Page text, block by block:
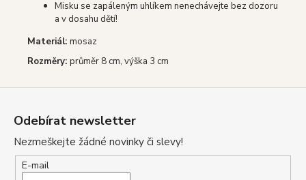
Misku se zapáleným uhlíkem nenechávejte bez dozoru
a v dosahu dětí!
Materiál: mosaz
Rozměry: průměr 8 cm, výška 3 cm
Odebírat newsletter
Nezmeškejte žádné novinky či slevy!
E-mail